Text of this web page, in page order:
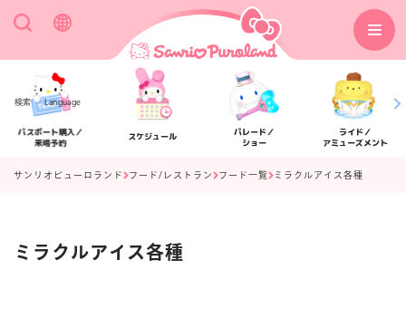
検索 Language
パスポート購入／
来場予約
スケジュール
パレード／
ショー
ライド／
アミューズメント
アクセス
サンリオピューロランド フード/レストラン フード一覧 ミラクルアイス各種
ミラクルアイス各種